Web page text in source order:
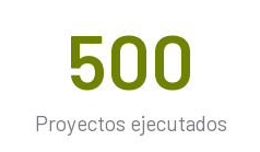
Proyectos ejecutados
500